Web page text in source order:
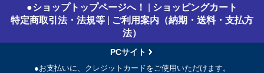
●ショップトップページへ！
ショッピングカート
特定商取引法・法規等
ご利用案内（納期・送料・支払方
法）
PCサイト
●お支払いに、クレジットカードをご使用いただけます。